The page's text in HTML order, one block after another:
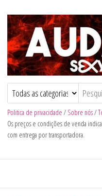
Audacia Sexy Shop
Politica de privacidade / Sobre nós/
Os preços e condições de venda
com entrega por transportadora.